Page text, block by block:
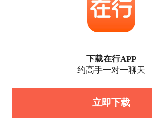
下载在行APP
约高手一对一聊天
立即下载